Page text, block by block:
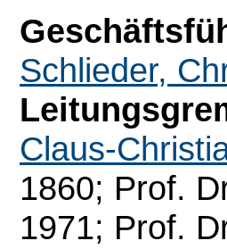
Schlieder,
Claus-
1860; Prof.
1971; Prof.